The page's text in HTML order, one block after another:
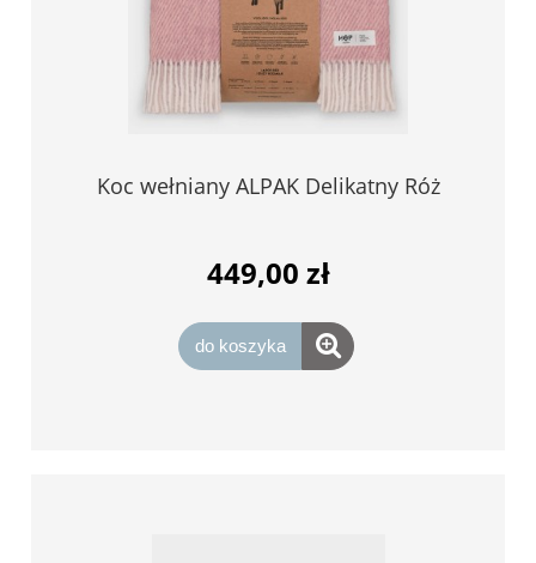
Koc wełniany ALPAK Delikatny Róż
449,00 zł
do koszyka